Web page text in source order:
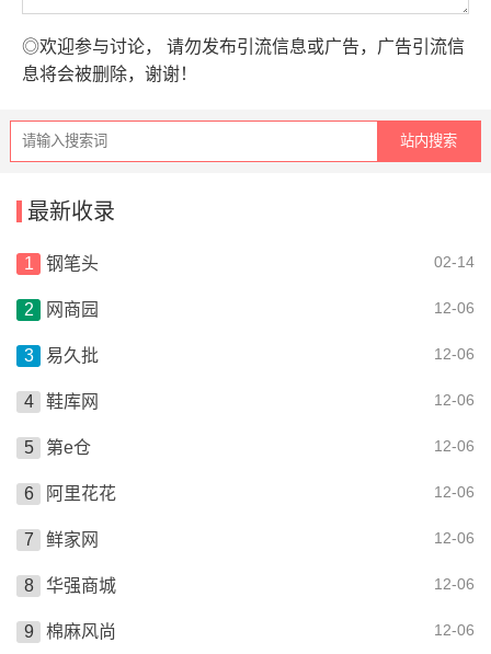
◎欢迎参与讨论， 请勿发布引流信息或广告，广告引流信
息将会被删除，谢谢！
最新收录
钢笔头 02-14
网商园 12-06
易久批 12-06
鞋库网 12-06
第e仓 12-06
阿里花花 12-06
鲜家网 12-06
华强商城 12-06
棉麻风尚 12-06